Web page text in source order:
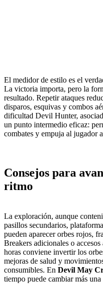
El medidor de estilo es el
La victoria importa, pero la
resultado. Repetir ataques
disparos, esquivas y combos
dificultad Devil Hunter,
un punto intermedio eficaz:
combates y empuja al jugador
Consejos para
ritmo
La exploración, aunque
pasillos secundarios,
pueden aparecer orbes rojos,
Breakers adicionales o
horas conviene invertir los
mejoras de salud y
consumibles. En Devil May
tiempo puede cambiar más